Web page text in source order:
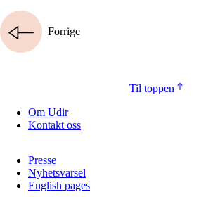
Forrige
Til toppen
Om Udir
Kontakt oss
Presse
Nyhetsvarsel
English pages